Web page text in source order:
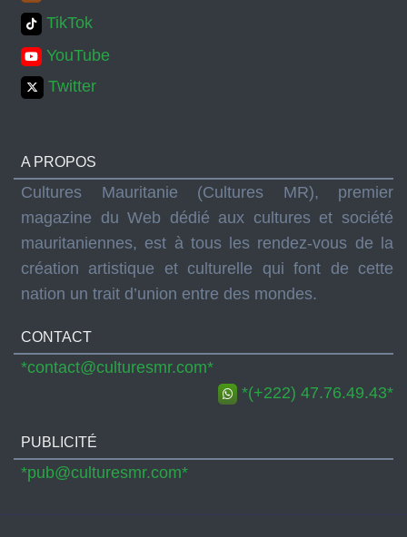
TikTok
YouTube
Twitter
A PROPOS
Cultures Mauritanie (Cultures MR), premier
magazine du Web dédié aux cultures et société
mauritaniennes, est à tous les rendez-vous de la
création artistique et culturelle qui font de cette
nation un trait d’union entre des mondes.
CONTACT
*contact@culturesmr.com*
*(+222) 47.76.49.43*
PUBLICITÉ
*pub@culturesmr.com*